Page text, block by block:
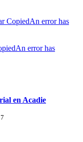
CopiedAn error has
An error has
en Acadie